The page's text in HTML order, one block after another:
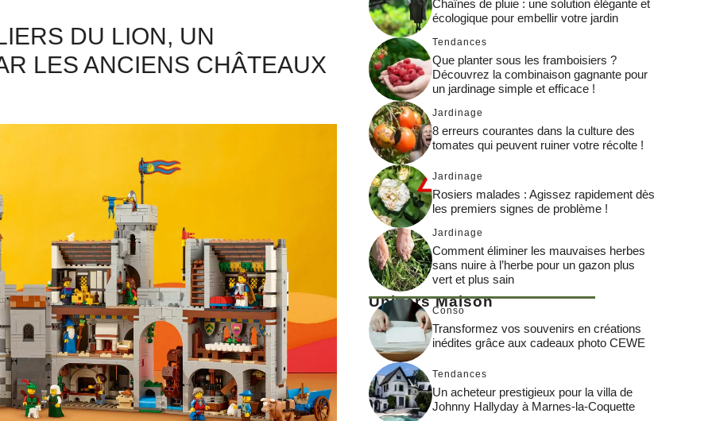
DU LION, UN
LES ANCIENS CHÂTEAUX
Chaînes de pluie : une solution élégante et
écologique pour embellir votre jardin
Tendances
Que planter sous les framboisiers ?
Découvrez la combinaison gagnante pour
un jardinage simple et efficace !
Jardinage
8 erreurs courantes dans la culture des
tomates qui peuvent ruiner votre récolte !
Jardinage
Rosiers malades : Agissez rapidement dès
les premiers signes de problème !
Jardinage
Comment éliminer les mauvaises herbes
sans nuire à l’herbe pour un gazon plus
vert et plus sain
Univers Maison
Conso
Transformez vos souvenirs en créations
inédites grâce aux cadeaux photo CEWE
Tendances
Un acheteur prestigieux pour la villa de
Johnny Hallyday à Marnes-la-Coquette